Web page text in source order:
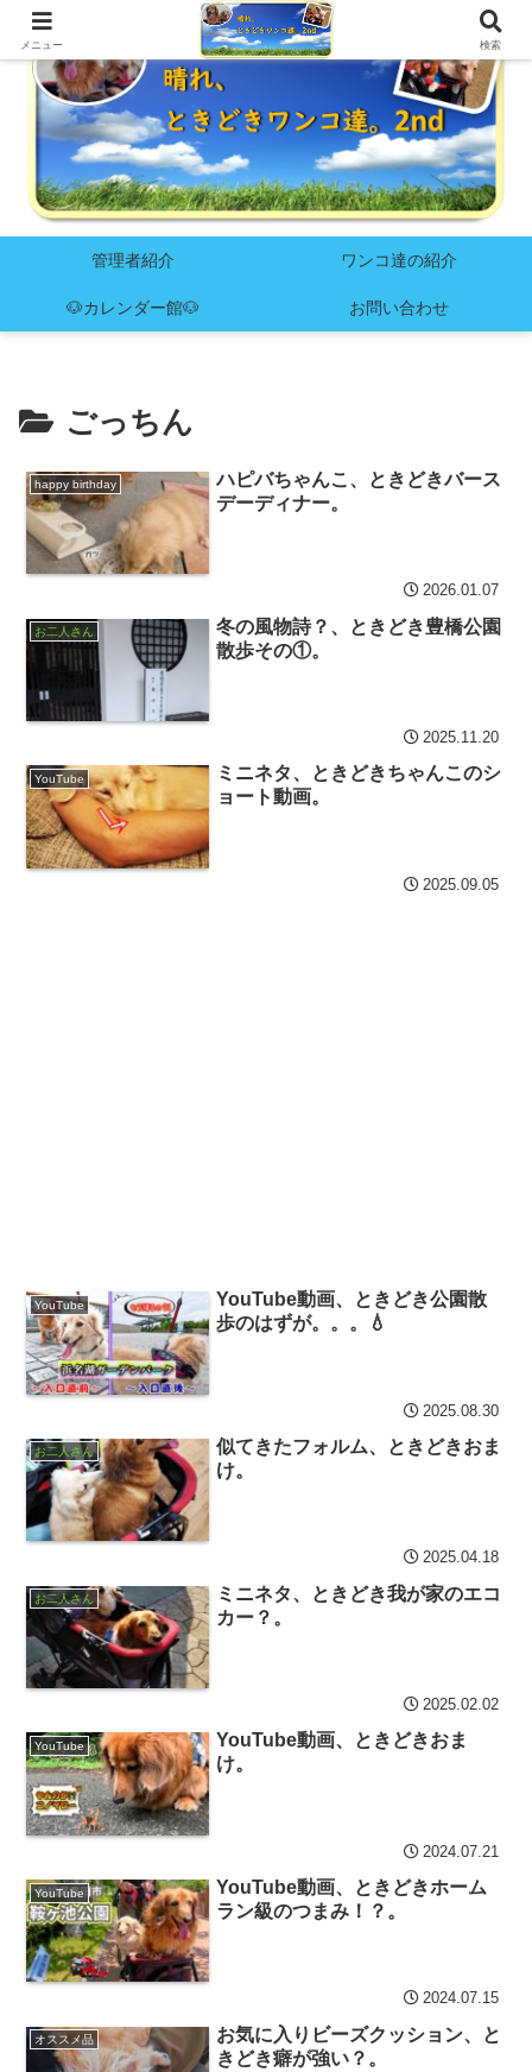
管理者紹介 ワンコ達の紹介
🐶カレンダー館🐶 お問い合わせ
ごっちん
happy birthday
ハピバちゃんこ、ときどきバース
デーディナー。
2026.01.07
お二人さん
冬の風物詩？、ときどき豊橋公園
散歩その①。
2025.11.20
YouTube
ミニネタ、ときどきちゃんこのシ
ョート動画。
2025.09.05
YouTube
YouTube動画、ときどき公園散
歩のはずが。。。💧
2025.08.30
お二人さん
似てきたフォルム、ときどきおま
け。
2025.04.18
お二人さん
ミニネタ、ときどき我が家のエコ
カー？。
2025.02.02
YouTube
YouTube動画、ときどきおま
け。
2024.07.21
YouTube
YouTube動画、ときどきホーム
ラン級のつまみ！？。
2024.07.15
オススメ品
お気に入りビーズクッション、と
きどき癖が強い？。
メニュー 検索